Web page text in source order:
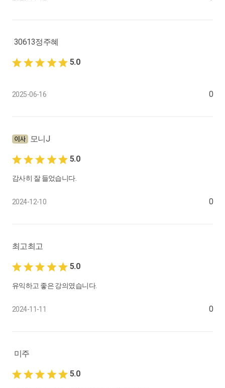
30613정주혜
5.0
2025-06-16 0
모니J
5.0
감사히 잘 들었습니다.
2024-12-10 0
최고최고
5.0
유익하고 좋은 강의였습니다.
2024-11-11 0
미주
5.0